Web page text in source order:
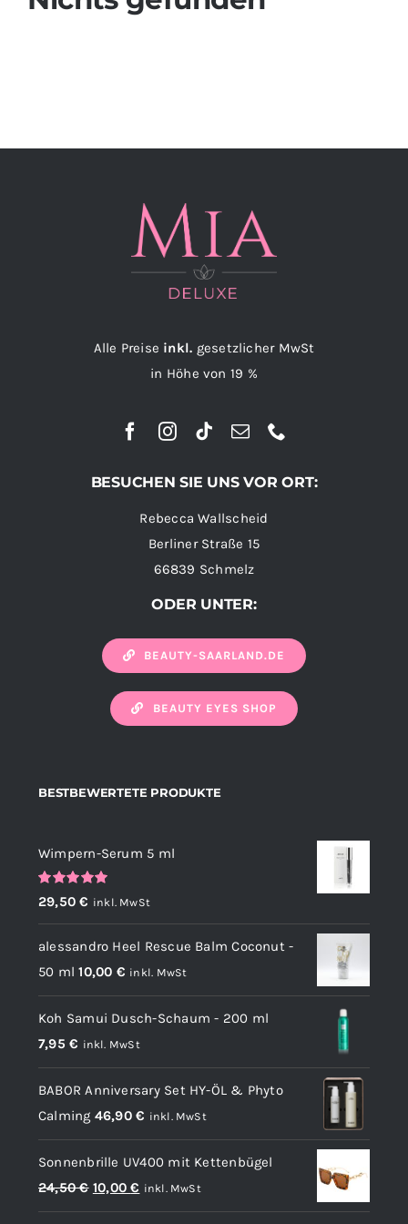
Alle Preise inkl. gesetzlicher MwSt
in Höhe von 19 %
BESUCHEN SIE UNS VOR ORT:
Rebecca Wallscheid
Berliner Straße 15
66839 Schmelz
ODER UNTER:
BEAUTY-SAARLAND.DE
BEAUTY EYES SHOP
BESTBEWERTETE PRODUKTE
Wimpern-Serum 5 ml
Bewertet
mit5.00
5
29,50€ inkl. MwSt
alessandro Heel Rescue Balm Coconut -
50 ml 10,00 € inkl. MwSt
Koh Samui Dusch-Schaum - 200 ml
7,95€ inkl. MwSt
BABOR Anniversary Set HY-ÖL & Phyto
Calming 46,90€ inkl. MwSt
Sonnenbrille UV400 mit Kettenbügel
24,50€ Ursprünglicher
Preis
10,00€ Aktueller
Preis
inkl. MwSt